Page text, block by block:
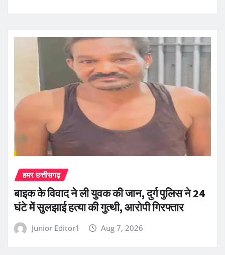
हमर छत्तीसगढ़
बाइक के विवाद ने ली युवक की जान, दुर्ग पुलिस ने 24
घंटे में सुलझाई हत्या की गुत्थी, आरोपी गिरफ्तार
Junior Editor1 Aug 7, 2026